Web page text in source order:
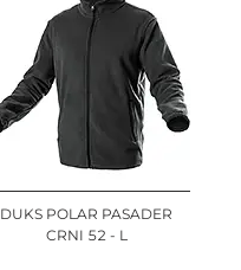
DUKS POLAR PASADER
CRNI 52 - L